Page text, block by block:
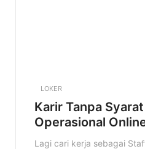
LOKER
Karir Tanpa
Operasional
Kota Kendari
Lagi cari kerja sebagai